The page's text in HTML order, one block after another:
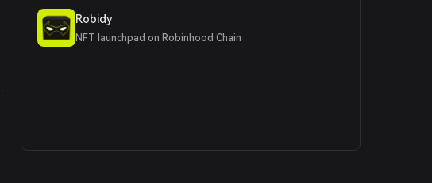
Robidy
NFT launchpad on Robinhood Chain